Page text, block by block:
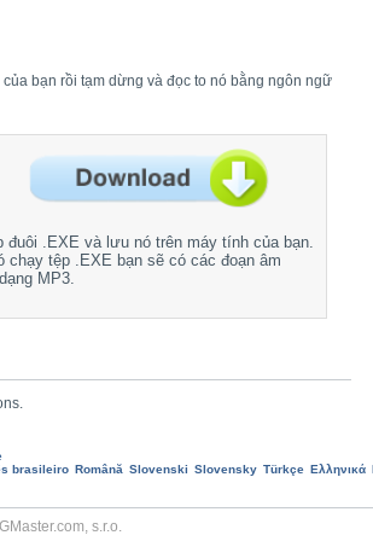
bạn rồi tạm dừng và đọc to nó bằng ngôn ngữ
đuôi .EXE và lưu nó trên máy tính của bạn.
chạy tệp .EXE bạn sẽ có các đoạn âm
MP3.
brasileiro Română Slovenski Slovensky Türkçe Ελληνικά
s.r.o.